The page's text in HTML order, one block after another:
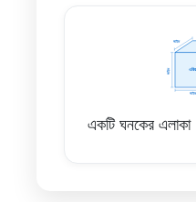
একটি ঘনকের এলাকা